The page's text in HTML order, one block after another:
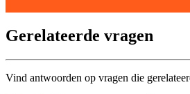
Gerelateerde vragen
Vind antwoorden op vragen die